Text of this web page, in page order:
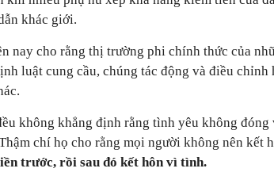
khác giới.
nay cho rằng thị trường phi chính thức của
luật cung cầu, chúng tác động và điều chỉnh
không khẳng định rằng tình yêu không
chí họ cho rằng mọi người không nên kết
trước, rồi sau đó kết hôn vì tình.